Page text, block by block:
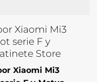
Xiaomi Mi3
serie F y
Store
Xiaomi Mi3